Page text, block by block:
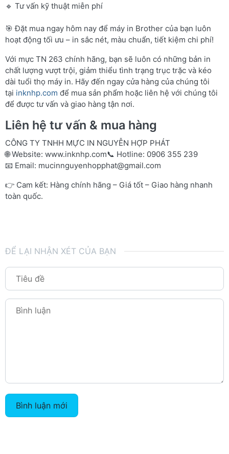
🔹 Tư vấn kỹ thuật miễn phí
🎯 Đặt mua ngay hôm nay để máy in Brother của bạn luôn
hoạt động tối ưu – in sắc nét, màu chuẩn, tiết kiệm chi phí!
Với mực TN 263 chính hãng, bạn sẽ luôn có những bản in
chất lượng vượt trội, giảm thiểu tình trạng trục trặc và kéo
dài tuổi thọ máy in. Hãy đến ngay cửa hàng của chúng tôi
tại inknhp.com để mua sản phẩm hoặc liên hệ với chúng tôi
để được tư vấn và giao hàng tận nơi.
Liên hệ tư vấn & mua hàng
CÔNG TY TNHH MỰC IN NGUYỄN HỢP PHÁT
🌐 Website: www.inknhp.com📞 Hotline: 0906 355 239
📧 Email: mucinnguyenhopphat@gmail.com
👉 Cam kết: Hàng chính hãng – Giá tốt – Giao hàng nhanh
toàn quốc.
ĐỂ LẠI NHẬN XÉT CỦA BẠN
Bình luận mới